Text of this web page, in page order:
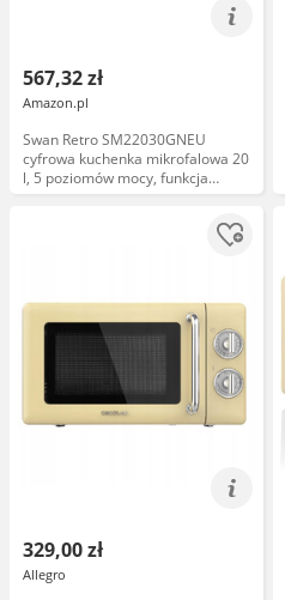
567,32 zł
Amazon.pl
Swan Retro SM22030GNEU
cyfrowa kuchenka mikrofalowa 20
l, 5 poziomów mocy, funkcja
rozmrażania, timer, 60 minut,
27 cm, wzór vintage, zielony, 800
329,00 zł
Allegro